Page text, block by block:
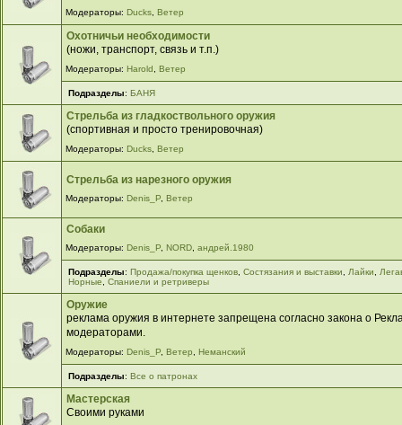
Модераторы: Ducks, Ветер
Охотничьи необходимости
(ножи, транспорт, связь и т.п.)
Модераторы: Harold Ветер
Подразделы:БАНЯ
Стрельба из гладкоствольного оружия
(спортивная и просто тренировочная)
Модераторы: Ducks, Ветер
Стрельба из нарезного оружия
Модераторы: Denis_P, Ветер
Собаки
Модераторы: Denis_P, NORD, андрей.1980
Подразделы:Продажа/покупка щенков ,Cостязания и выставки Лайки
Норные
,Спаниели и ретриверы
Оружие
реклама оружия в интернете запрещена согласно закона о
модераторами.
Модераторы: Denis_P, Ветер Неманский
Подразделы:Все о патронах
Мастерская
Своими руками